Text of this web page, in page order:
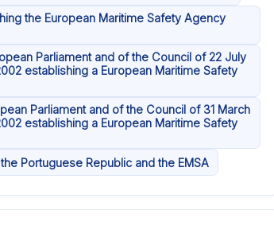
the European Maritime Safety Agency
Parliament and of the Council of 22 July
establishing a European Maritime Safety
Parliament and of the Council of 31 March
establishing a European Maritime Safety
Portuguese Republic and the EMSA